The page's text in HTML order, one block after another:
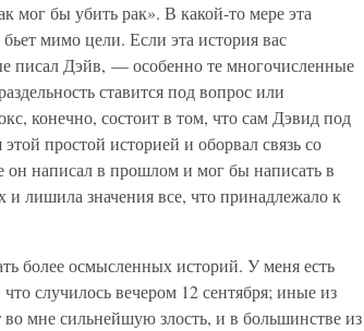
мог бы убить рак». В какой-то мере эта
мимо цели. Если эта история вас
писал Дэйв, — особенно те многочисленные
ставится под вопрос или
конечно, состоит в том, что сам Дэвид под
простой историей и оборвал связь со
написал в прошлом и мог бы написать в
и лишила значения все, что принадлежало к
более осмысленных историй. У меня есть
случилось вечером 12 сентября; иные из
мне сильнейшую злость, и в большинстве из